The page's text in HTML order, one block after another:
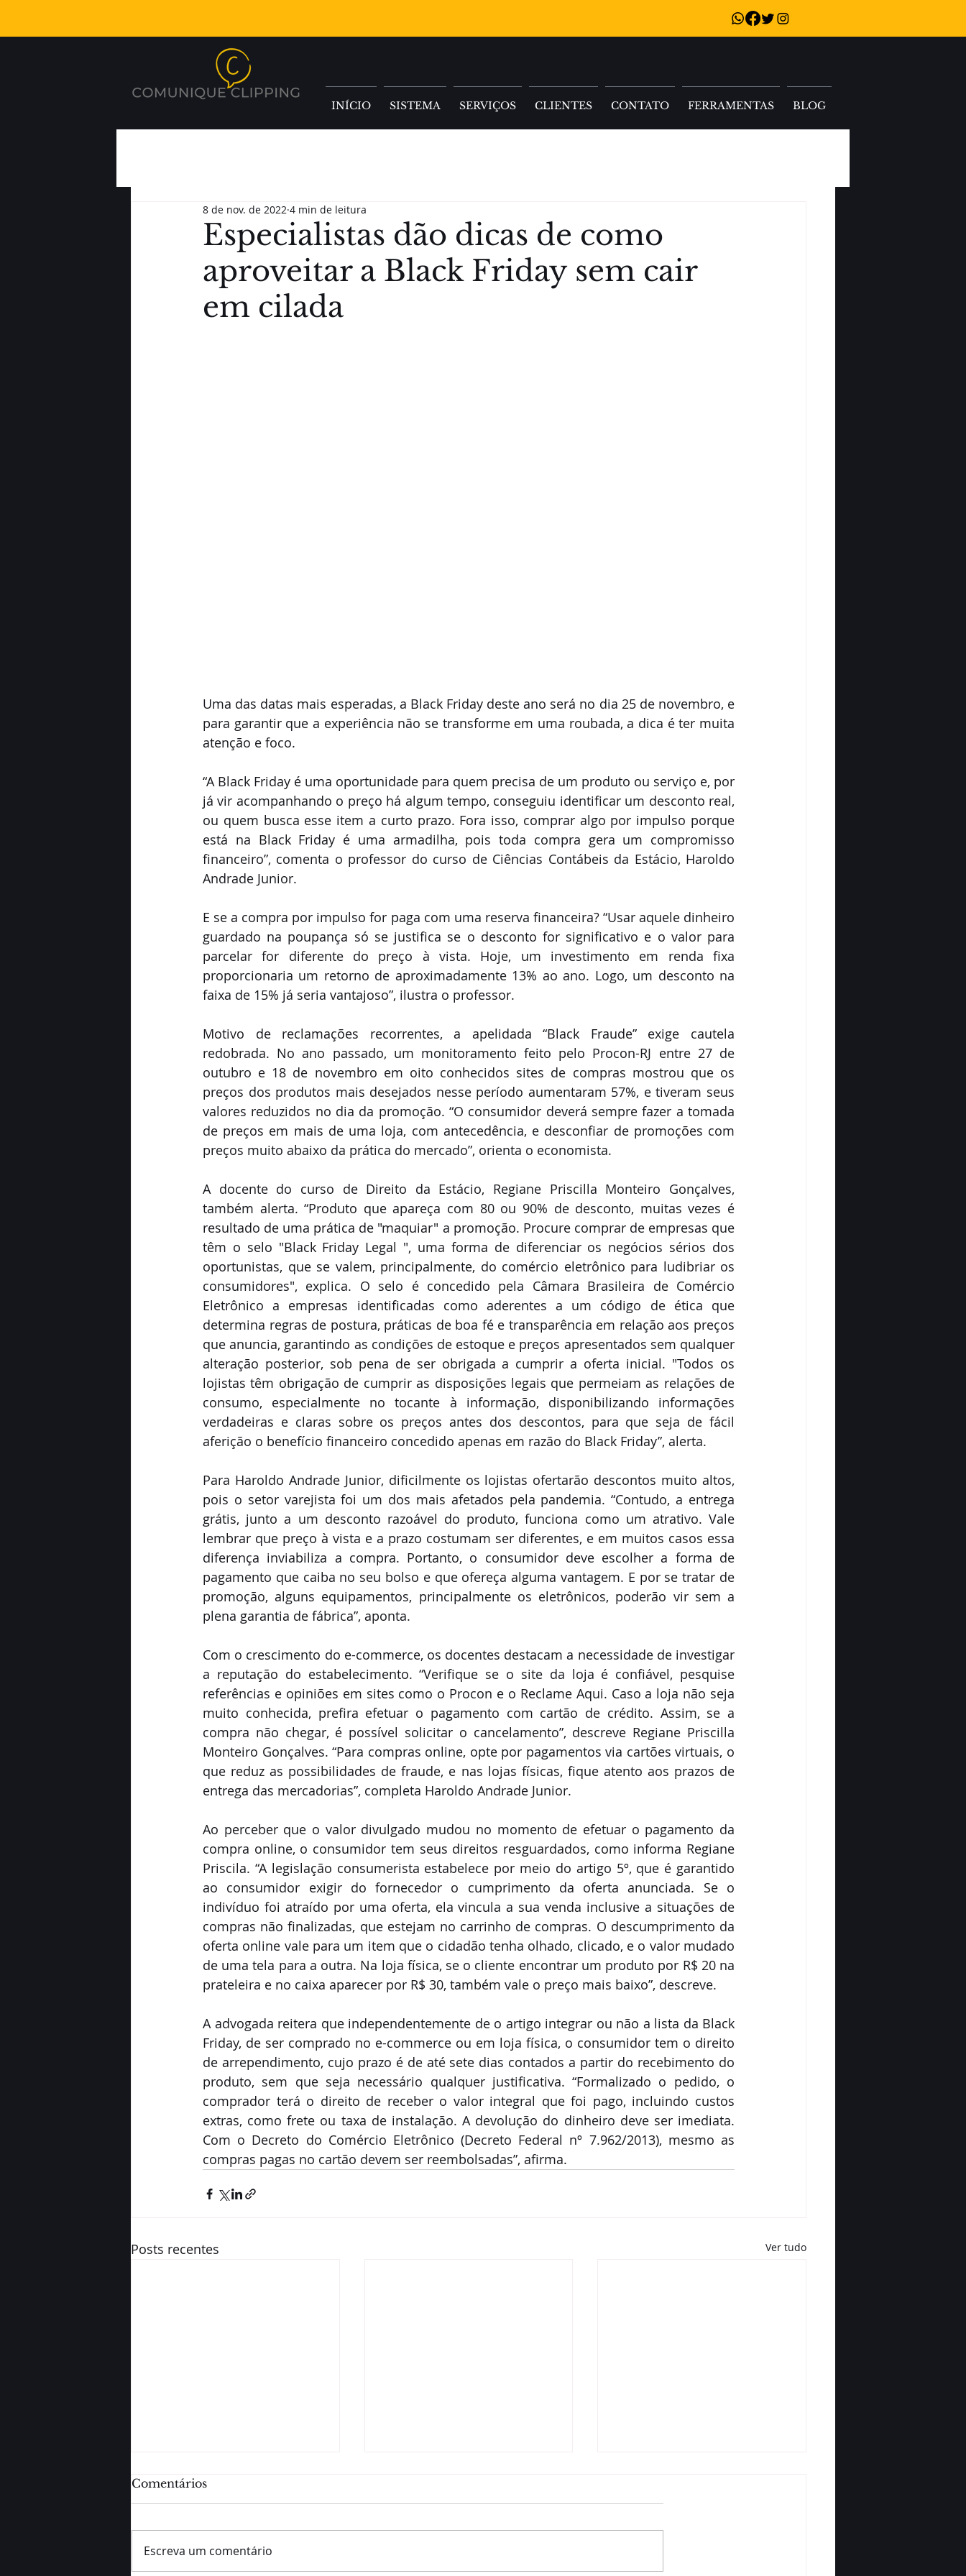
INÍCIO SISTEMA SERVIÇOS CLIENTES CONTATO FERRAMENTAS BLOG
Especialistas dão dicas de como
aproveitar a Black Friday sem cair
em cilada
8 de nov. de 2022 4 min de leitura
Uma das datas mais esperadas, a Black Friday deste ano será no dia 25 de novembro, e
para garantir que a experiência não se transforme em uma roubada, a dica é ter muita
atenção e foco.
“A Black Friday é uma oportunidade para quem precisa de um produto ou serviço e, por
já vir acompanhando o preço há algum tempo, conseguiu identificar um desconto real,
ou quem busca esse item a curto prazo. Fora isso, comprar algo por impulso porque
está na Black Friday é uma armadilha, pois toda compra gera um compromisso
financeiro”, comenta o professor do curso de Ciências Contábeis da Estácio, Haroldo
Andrade Junior.
E se a compra por impulso for paga com uma reserva financeira? “Usar aquele dinheiro
guardado na poupança só se justifica se o desconto for significativo e o valor para
parcelar for diferente do preço à vista. Hoje, um investimento em renda fixa
proporcionaria um retorno de aproximadamente 13% ao ano. Logo, um desconto na
faixa de 15% já seria vantajoso”, ilustra o professor.
Motivo de reclamações recorrentes, a apelidada “Black Fraude” exige cautela
redobrada. No ano passado, um monitoramento feito pelo Procon-RJ entre 27 de
outubro e 18 de novembro em oito conhecidos sites de compras mostrou que os
preços dos produtos mais desejados nesse período aumentaram 57%, e tiveram seus
valores reduzidos no dia da promoção. “O consumidor deverá sempre fazer a tomada
de preços em mais de uma loja, com antecedência, e desconfiar de promoções com
preços muito abaixo da prática do mercado”, orienta o economista.
A docente do curso de Direito da Estácio, Regiane Priscilla Monteiro Gonçalves,
também alerta. “Produto que apareça com 80 ou 90% de desconto, muitas vezes é
resultado de uma prática de "maquiar" a promoção. Procure comprar de empresas que
têm o selo "Black Friday Legal ", uma forma de diferenciar os negócios sérios dos
oportunistas, que se valem, principalmente, do comércio eletrônico para ludibriar os
consumidores", explica. O selo é concedido pela Câmara Brasileira de Comércio
Eletrônico a empresas identificadas como aderentes a um código de ética que
determina regras de postura, práticas de boa fé e transparência em relação aos preços
que anuncia, garantindo as condições de estoque e preços apresentados sem qualquer
alteração posterior, sob pena de ser obrigada a cumprir a oferta inicial. "Todos os
lojistas têm obrigação de cumprir as disposições legais que permeiam as relações de
consumo, especialmente no tocante à informação, disponibilizando informações
verdadeiras e claras sobre os preços antes dos descontos, para que seja de fácil
aferição o benefício financeiro concedido apenas em razão do Black Friday”, alerta.
Para Haroldo Andrade Junior, dificilmente os lojistas ofertarão descontos muito altos,
pois o setor varejista foi um dos mais afetados pela pandemia. “Contudo, a entrega
grátis, junto a um desconto razoável do produto, funciona como um atrativo. Vale
lembrar que preço à vista e a prazo costumam ser diferentes, e em muitos casos essa
diferença inviabiliza a compra. Portanto, o consumidor deve escolher a forma de
pagamento que caiba no seu bolso e que ofereça alguma vantagem. E por se tratar de
promoção, alguns equipamentos, principalmente os eletrônicos, poderão vir sem a
plena garantia de fábrica”, aponta.
Com o crescimento do e-commerce, os docentes destacam a necessidade de investigar
a reputação do estabelecimento. “Verifique se o site da loja é confiável, pesquise
referências e opiniões em sites como o Procon e o Reclame Aqui. Caso a loja não seja
muito conhecida, prefira efetuar o pagamento com cartão de crédito. Assim, se a
compra não chegar, é possível solicitar o cancelamento”, descreve Regiane Priscilla
Monteiro Gonçalves. “Para compras online, opte por pagamentos via cartões virtuais, o
que reduz as possibilidades de fraude, e nas lojas físicas, fique atento aos prazos de
entrega das mercadorias”, completa Haroldo Andrade Junior.
Ao perceber que o valor divulgado mudou no momento de efetuar o pagamento da
compra online, o consumidor tem seus direitos resguardados, como informa Regiane
Priscila. “A legislação consumerista estabelece por meio do artigo 5º, que é garantido
ao consumidor exigir do fornecedor o cumprimento da oferta anunciada. Se o
indivíduo foi atraído por uma oferta, ela vincula a sua venda inclusive a situações de
compras não finalizadas, que estejam no carrinho de compras. O descumprimento da
oferta online vale para um item que o cidadão tenha olhado, clicado, e o valor mudado
de uma tela para a outra. Na loja física, se o cliente encontrar um produto por R$ 20 na
prateleira e no caixa aparecer por R$ 30, também vale o preço mais baixo”, descreve.
A advogada reitera que independentemente de o artigo integrar ou não a lista da Black
Friday, de ser comprado no e-commerce ou em loja física, o consumidor tem o direito
de arrependimento, cujo prazo é de até sete dias contados a partir do recebimento do
produto, sem que seja necessário qualquer justificativa. “Formalizado o pedido, o
comprador terá o direito de receber o valor integral que foi pago, incluindo custos
extras, como frete ou taxa de instalação. A devolução do dinheiro deve ser imediata.
Com o Decreto do Comércio Eletrônico (Decreto Federal nº 7.962/2013), mesmo as
compras pagas no cartão devem ser reembolsadas”, afirma.
Posts recentes Ver tudo
Comentários
Escreva um comentário